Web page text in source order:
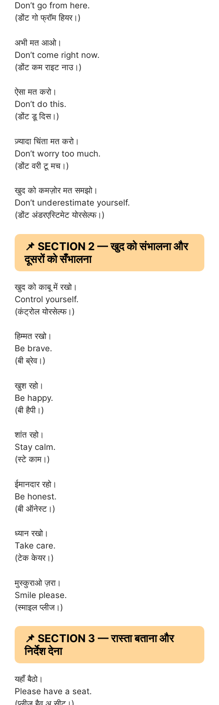
Don’t go from here.
(डोंट गो फ्रॉम हियर।)
अभी मत आओ।
Don’t come right now.
(डोंट कम राइट नाउ।)
ऐसा मत करो।
Don’t do this.
(डोंट डू दिस।)
ज़्यादा चिंता मत करो।
Don’t worry too much.
(डोंट वरी टू मच।)
खुद को कमज़ोर मत समझो।
Don’t underestimate yourself.
(डोंट अंडरएस्टिमेट योरसेल्फ।)
📌 SECTION 2 — खुद को संभालना और
दूसरों को सँभालना
खुद को काबू में रखो।
Control yourself.
(कंट्रोल योरसेल्फ।)
हिम्मत रखो।
Be brave.
(बी ब्रेव।)
खुश रहो।
Be happy.
(बी हैपी।)
शांत रहो।
Stay calm.
(स्टे काम।)
ईमानदार रहो।
Be honest.
(बी ऑनेस्ट।)
ध्यान रखो।
Take care.
(टेक केयर।)
मुस्कुराओ ज़रा।
Smile please.
(स्माइल प्लीज।)
📌 SECTION 3 — रास्ता बताना और
निर्देश देना
यहाँ बैठो।
Please have a seat.